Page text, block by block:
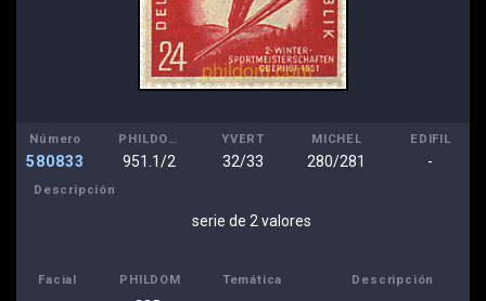
Número
580833
PHILDOM
951.1/2
YVERT
32/33
MICHEL
280/281
EDIFIL
-
Descripción
serie de 2 valores
Facial PHILDOM Temática Descripción